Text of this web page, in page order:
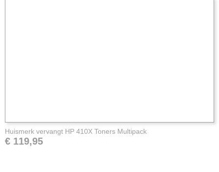
Huismerk vervangt HP 410X Toners Multipack
€ 119,95